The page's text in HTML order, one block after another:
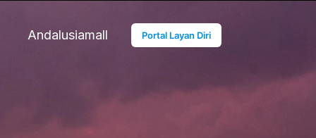
Andalusiamall Portal Layan Diri